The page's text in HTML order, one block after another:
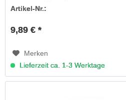
Artikel-Nr.:
9,89 € *
Merken
Lieferzeit ca. 1-3 Werktage